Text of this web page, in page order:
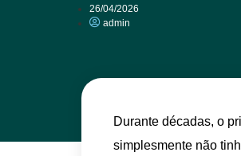
26/04/2026
admin
Durante décadas, o
simplesmente não